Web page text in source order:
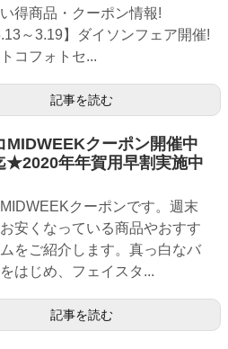
い得商品・クーポン情報!
～3.19】ダイソンフェア開催!
コフォトセ...
記事を読む
MIDWEEKクーポン開催中
★2020年年賀用早割実施中
クーポンです。週末
安くなっている商品やおすす
をご紹介します。真っ白なバ
はじめ、フェイスタ...
記事を読む